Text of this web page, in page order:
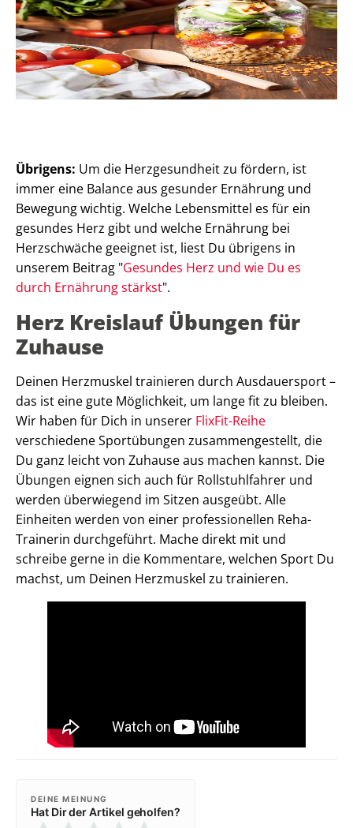
Übrigens: Um die Herzgesundheit zu fördern, ist
immer eine Balance aus gesunder Ernährung und
Bewegung wichtig. Welche Lebensmittel es für ein
gesundes Herz gibt und welche Ernährung bei
Herzschwäche geeignet ist, liest Du übrigens in
unserem Beitrag "Gesundes Herz und wie Du es
durch Ernährung stärkst".
Herz Kreislauf Übungen für
Zuhause
Deinen Herzmuskel trainieren durch Ausdauersport –
das ist eine gute Möglichkeit, um lange fit zu bleiben.
Wir haben für Dich in unserer FlixFit-Reihe
verschiedene Sportübungen zusammengestellt, die
Du ganz leicht von Zuhause aus machen kannst. Die
Übungen eignen sich auch für Rollstuhlfahrer und
werden überwiegend im Sitzen ausgeübt. Alle
Einheiten werden von einer professionellen Reha-
Trainerin durchgeführt. Mache direkt mit und
schreibe gerne in die Kommentare, welchen Sport Du
machst, um Deinen Herzmuskel zu trainieren.
DEINE MEINUNG
Hat Dir der Artikel geholfen?